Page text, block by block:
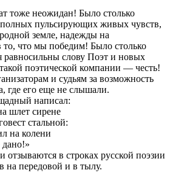
тоже неожидан! Было столько
полных пульсирующих живых чувств,
земле, надежды на
то, что мы победим! Было столько
равносильны слову Поэт и новых
поэтической компании — честь!
и судьям за возможность
где его еще не слышали.
написал:
шлет сирене
стальной:
на колени
отзываются в строках русской поэзии
на передовой и в тылу.